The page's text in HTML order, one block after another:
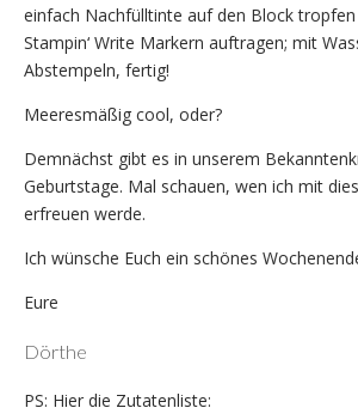
einfach Nachfülltinte auf den Block
Stampin‘ Write Markern auftragen; mit
Abstempeln, fertig!
Meeresmäßig cool, oder?
Demnächst gibt es in unserem
Geburtstage. Mal schauen, wen ich mit
erfreuen werde.
Ich wünsche Euch ein schönes
Eure
Dörthe
PS: Hier die Zutatenliste: